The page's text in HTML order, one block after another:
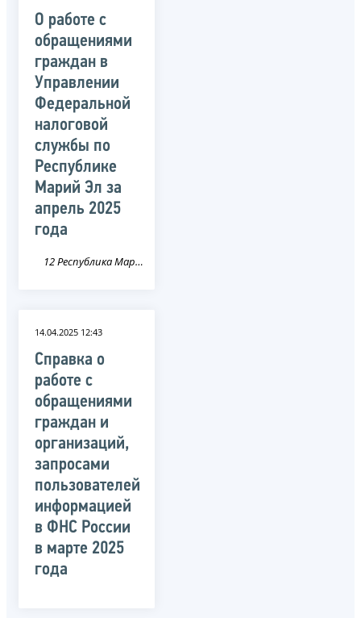
О работе с
обращениями
граждан в
Управлении
Федеральной
налоговой
службы по
Республике
Марий Эл за
апрель 2025
года
12 Республика Марий Эл
14.04.2025 12:43
Справка о
работе с
обращениями
граждан и
организаций,
запросами
пользователей
информацией
в ФНС России
в марте 2025
года